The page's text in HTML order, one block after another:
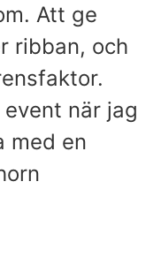
Att ge
ribban, och
när jag
med en